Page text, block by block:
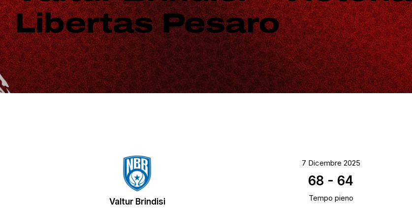
Libertas Pesaro
Valtur Brindisi
7 Dicembre 2025
68 - 64
Tempo pieno